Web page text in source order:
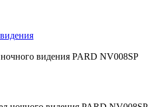
видения PARD NV008SP